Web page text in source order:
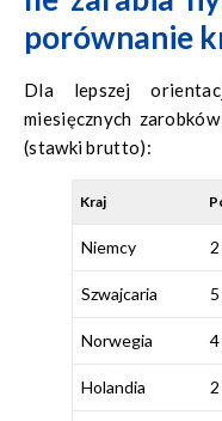
porównanie
Dla lepszej
miesięcznych
(stawki brutto):
Kraj
Niemcy
Szwajcaria
Norwegia
Holandia